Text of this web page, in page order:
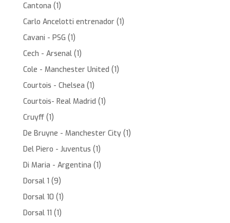
Cantona (1)
Carlo Ancelotti entrenador (1)
Cavani - PSG (1)
Cech - Arsenal (1)
Cole - Manchester United (1)
Courtois - Chelsea (1)
Courtois- Real Madrid (1)
Cruyff (1)
De Bruyne - Manchester City (1)
Del Piero - Juventus (1)
Di Maria - Argentina (1)
Dorsal 1 (9)
Dorsal 10 (1)
Dorsal 11 (1)